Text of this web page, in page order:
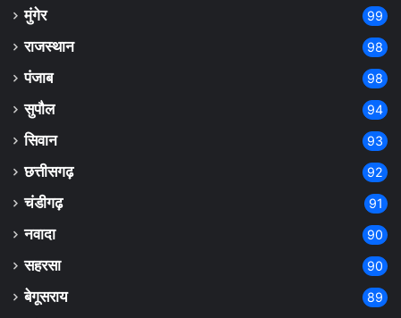
मुंगेर 99
राजस्थान 98
पंजाब 98
सुपौल 94
सिवान 93
छत्तीसगढ़ 92
चंडीगढ़ 91
नवादा 90
सहरसा 90
बेगूसराय 89